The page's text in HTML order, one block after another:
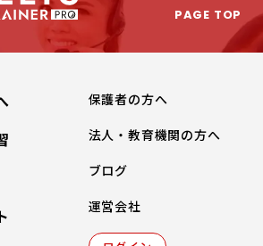
PAGE TOP
保護者の方へ
法人・教育機関の方へ
ブログ
運営会社